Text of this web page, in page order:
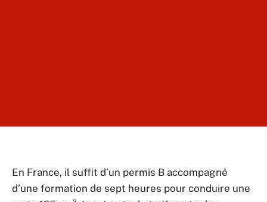
En France, il suffit d’un permis B accompagné
d’une formation de sept heures pour conduire une